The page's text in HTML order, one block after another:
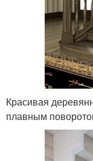
Красивая
плавным